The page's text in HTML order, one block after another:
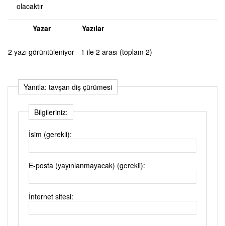
olacaktır
Yazar Yazılar
2 yazı görüntüleniyor - 1 ile 2 arası (toplam 2)
Yanıtla: tavşan diş çürümesi
Bilgileriniz:
İsim (gerekli):
E-posta (yayınlanmayacak) (gerekli):
İnternet sitesi: